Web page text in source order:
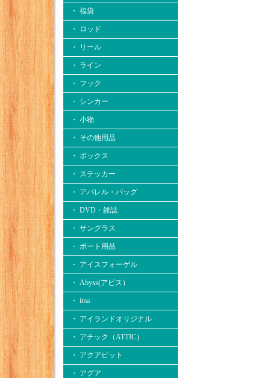
・ 福袋
・ ロッド
・ リール
・ ライン
・ フック
・ シンカー
・ 小物
・ その他用品
・ ボックス
・ ステッカー
・ アパレル・バッグ
・ DVD・雑誌
・ サングラス
・ ボート用品
・ アイスフォーゲル
・ Abyss(アビス）
・ ima
・ アイランドオリジナル
・ アチック（ATTIC）
・ アクアビット
・ アグア